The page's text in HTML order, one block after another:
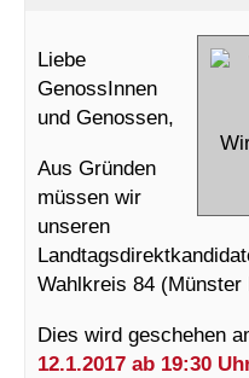
Liebe
GenossInnen
und Genossen,
Aus Gründen
müssen wir
unseren
Wahlkreis 84 (Münster
Dies wird geschehen
12.1.2017 ab 19:30